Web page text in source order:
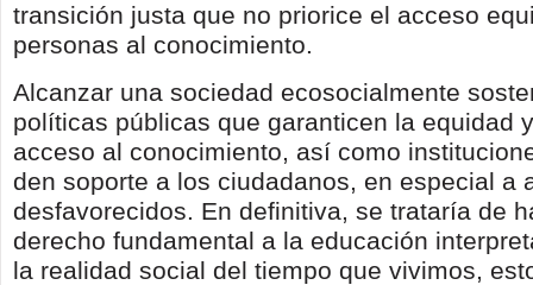
transición justa que no priorice el acceso
personas al conocimiento.
Alcanzar una sociedad ecosocialmente
políticas públicas que garanticen la equidad
acceso al conocimiento, así como
den soporte a los ciudadanos, en especial a
desfavorecidos. En definitiva, se trataría de
derecho fundamental a la educación
la realidad social del tiempo que vivimos,